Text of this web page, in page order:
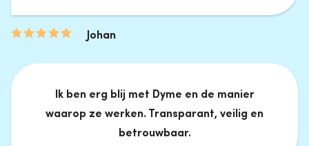
Johan
Ik ben erg blij met Dyme en de manier
waarop ze werken. Transparant, veilig en
betrouwbaar.